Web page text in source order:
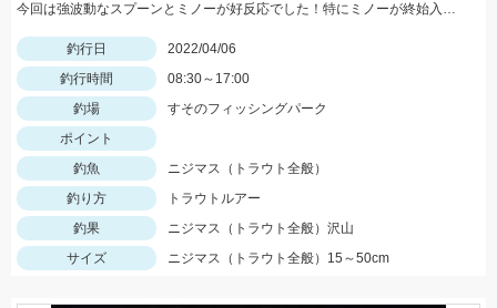
今回は強波動なスプーンとミノーが好反応でした！特にミノーが終始入れ食いでした♪
釣行日
2022/04/06
釣行時間
08:30～17:00
釣場
すそのフィッシングパーク
ポイント
釣魚
ニジマス（トラウト全般）
釣り方
トラウトルアー
釣果
ニジマス（トラウト全般）沢山
サイズ
ニジマス（トラウト全般）15～50cm